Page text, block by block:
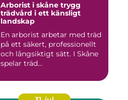
Arborist i skåne trygg
trädvård i ett känsligt
landskap
En arborist arbetar med träd
på ett säkert, professionellt
och långsiktigt sätt. I Skåne
spelar träd...